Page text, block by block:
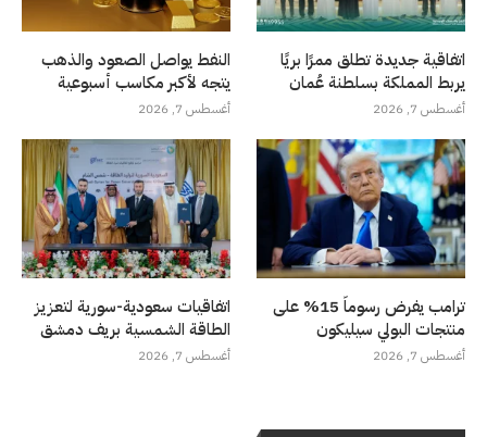
اتفاقية جديدة تطلق ممرًا بريًا
يربط المملكة بسلطنة عُمان
أغسطس 7, 2026
النفط يواصل الصعود والذهب
يتجه لأكبر مكاسب أسبوعية
أغسطس 7, 2026
ترامب يفرض رسوماً 15% على
منتجات البولي سيليكون
أغسطس 7, 2026
اتفاقيات سعودية-سورية لتعزيز
الطاقة الشمسية بريف دمشق
أغسطس 7, 2026